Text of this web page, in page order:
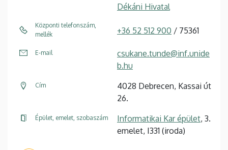
Dékáni Hivatal
Központi telefonszám,
mellék
+36 52 512 900 / 75361
E-mail
csukane.tunde@inf.unide
b.hu
Cím
4028 Debrecen, Kassai út
26.
Épület, emelet, szobaszám Informatikai Kar épület, 3.
emelet, I331 (iroda)